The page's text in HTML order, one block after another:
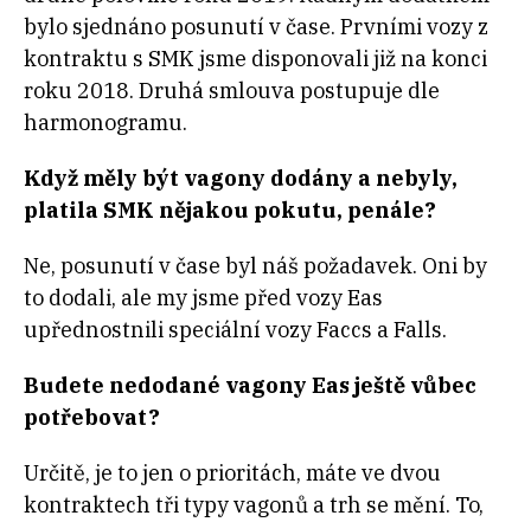
bylo sjednáno posunutí v čase. Prvními vozy z
kontraktu s SMK jsme disponovali již na konci
roku 2018. Druhá smlouva postupuje dle
harmonogramu.
Když měly být vagony dodány a nebyly,
platila SMK nějakou pokutu, penále?
Ne, posunutí v čase byl náš požadavek. Oni by
to dodali, ale my jsme před vozy Eas
upřednostnili speciální vozy Faccs a Falls.
Budete nedodané vagony Eas ještě vůbec
potřebovat?
Určitě, je to jen o prioritách, máte ve dvou
kontraktech tři typy vagonů a trh se mění. To,